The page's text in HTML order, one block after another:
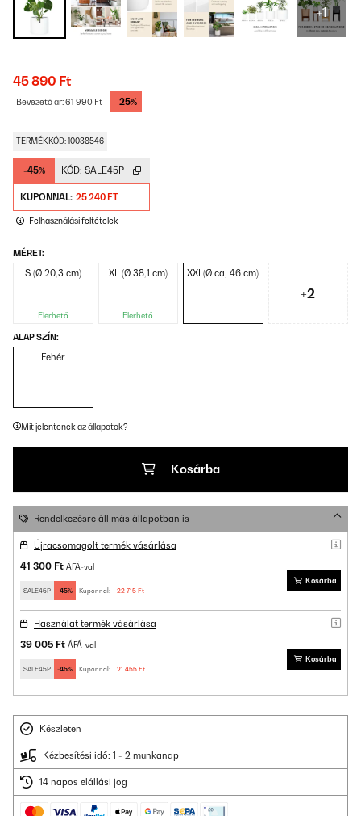
+1
45 890 Ft
Bevezető ár:61 990 Ft -25%
TERMÉKKÓD: 10038546
-45% KÓD: SALE45P
KUPONNAL: 25 240 FT
Felhasználási feltételek
MÉRET:
S (Ø 20,3 cm)
Elérhető
XL (Ø 38,1 cm)
Elérhető
XXL(Ø ca, 46 cm)
+2
ALAP SZÍN:
Fehér
Mit jelentenek az állapotok?
Kosárba
Rendelkezésre áll más állapotban is
Újracsomagolt termék vásárlása
41 300 Ft ÁFÁ-val
SALE45P -45% Kuponnal: 22 715 Ft
Kosárba
Használat termék vásárlása
39 005 Ft ÁFÁ-val
SALE45P -45% Kuponnal: 21 455 Ft
Kosárba
Készleten
Kézbesítési idő: 1 - 2 munkanap
14 napos elállási jog